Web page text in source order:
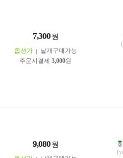
7,300 원
옵션가
낱개구매가능
주문시결제 3,000원
9,080 원